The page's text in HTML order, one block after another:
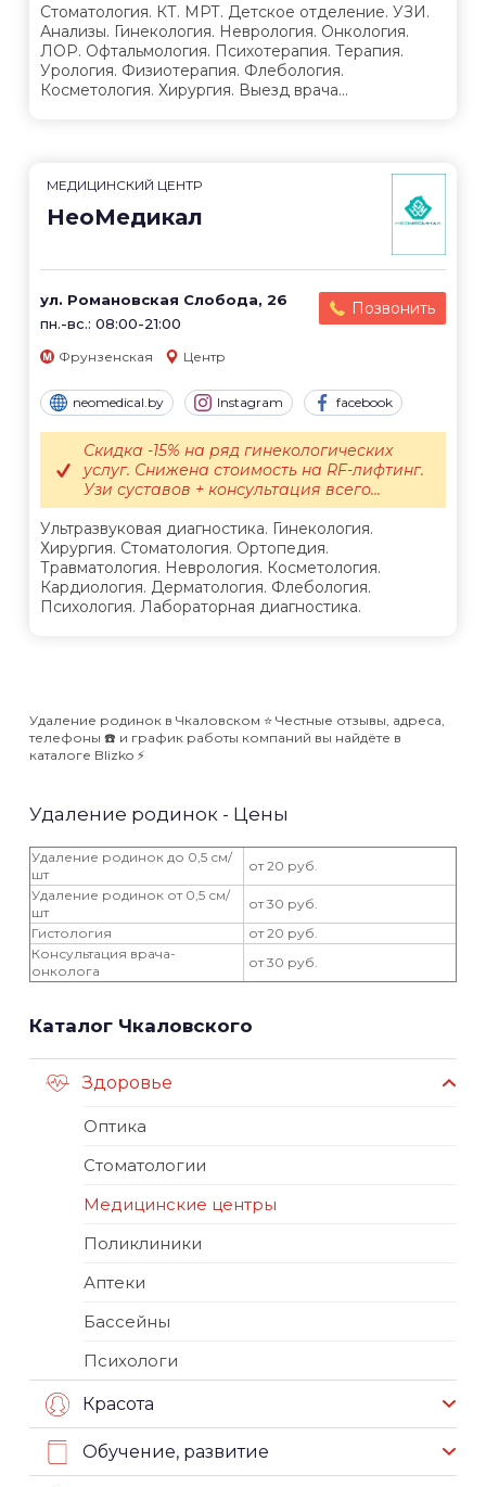
Стоматология. КТ. МРТ. Детское отделение. УЗИ.
Анализы. Гинекология. Неврология. Онкология.
ЛОР. Офтальмология. Психотерапия. Терапия.
Урология. Физиотерапия. Флебология.
Косметология. Хирургия. Выезд врача...
МЕДИЦИНСКИЙ ЦЕНТР
НеоМедикал
ул. Романовская Слобода, 26
пн.-вс.: 08:00-21:00
Позвонить
Фрунзенская Центр
neomedical.by Instagram facebook
Ультразвуковая диагностика. Гинекология.
Хирургия. Стоматология. Ортопедия.
Травматология. Неврология. Косметология.
Кардиология. Дерматология. Флебология.
Психология. Лабораторная диагностика.
Скидка -15% на ряд гинекологических
услуг. Снижена стоимость на RF-лифтинг.
Узи суставов + консультация всего...
Удаление родинок в Чкаловском ⭐️ Честные отзывы, адреса,
телефоны ☎️ и график работы компаний вы найдёте в
каталоге Blizko ⚡️
Удаление родинок - Цены
Удаление родинок до 0,5 см/
шт
от 20 руб.
Удаление родинок от 0,5 см/
шт
от 30 руб.
Гистология
от 20 руб.
Консультация врача-
онколога
от 30 руб.
Каталог Чкаловского
Здоровье
Оптика
Стоматологии
Медицинские центры
Поликлиники
Аптеки
Бассейны
Психологи
Красота
Обучение, развитие